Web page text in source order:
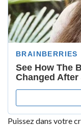
Puissez dans votre